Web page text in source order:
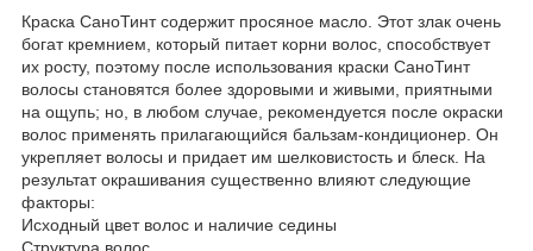
Краска СаноТинт содержит просяное масло. Этот злак очень
богат кремнием, который питает корни волос, способствует
их росту, поэтому после использования краски СаноТинт
волосы становятся более здоровыми и живыми, приятными
на ощупь; но, в любом случае, рекомендуется после окраски
волос применять прилагающийся бальзам-кондиционер. Он
укрепляет волосы и придает им шелковистость и блеск. На
результат окрашивания существенно влияют следующие
факторы:
Исходный цвет волос и наличие седины
Структура волос